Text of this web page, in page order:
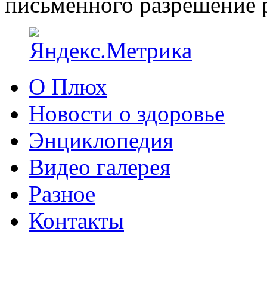
О Плюх
Новости о здоровье
Энциклопедия
Видео галерея
Разное
Контакты